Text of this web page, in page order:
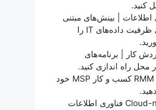
کنید.
اطلاعات | بینش‌های مبتنی
بر هوش مصنوعی | همبستگی داده‌های فناوری اطلاعات | برنامه ریزی ظرفیت داده‌های IT را
کار | برنامه‌های
راه اندازی کنید.
RMM | UEM | ITSM | ITOM | IAM کسب و کار MSP خود
Cloud آماده | Cloud-native فناوری اطلاعات